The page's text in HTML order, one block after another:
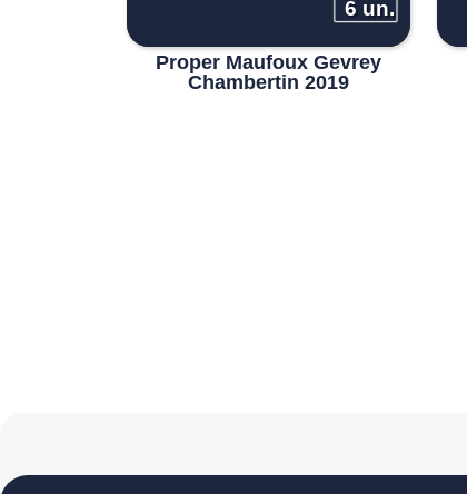
6 un.
Proper Maufoux Gevrey
Chambertin 2019